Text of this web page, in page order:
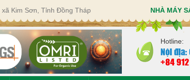
Kim Sơn, Tỉnh Đồng Tháp NHÀ MÁY
Hotline:
Nội
+84